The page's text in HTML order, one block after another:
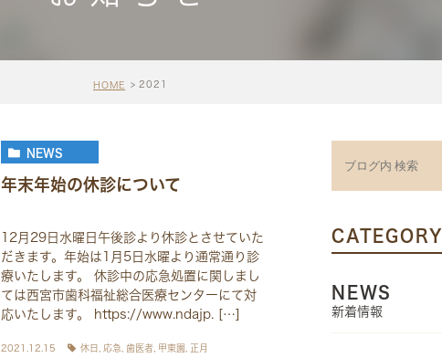
矯正歯科治療
HOME 2021
NEWS
年末年始の休診について
12月29日水曜日午後診より休診とさせていた
だきます。年始は1月5日水曜より通常通り診
療いたします。 休診中の応急処置に関しまし
ては西宮市歯科福祉総合医療センターにて対
応いたします。 https://www.ndajp. […]
2021.12.15 休日 応急 歯医者, 甲東園 正月
CATEGORY
NEWS
新着情報